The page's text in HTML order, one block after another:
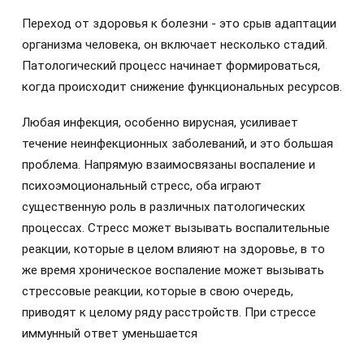
Переход от здоровья к болезни - это срыв адаптации
организма человека, он включает несколько стадий.
Патологический процесс начинает формироваться,
когда происходит снижение функциональных ресурсов.
Любая инфекция, особенно вирусная, усиливает
течение неинфекционных заболеваний, и это большая
проблема. Напрямую взаимосвязаны воспаление и
психоэмоциональный стресс, оба играют
существенную роль в различных патологических
процессах. Стресс может вызывать воспалительные
реакции, которые в целом влияют на здоровье, в то
же время хроническое воспаление может вызывать
стрессовые реакции, которые в свою очередь,
приводят к целому ряду расстройств. При стрессе
иммунный ответ уменьшается